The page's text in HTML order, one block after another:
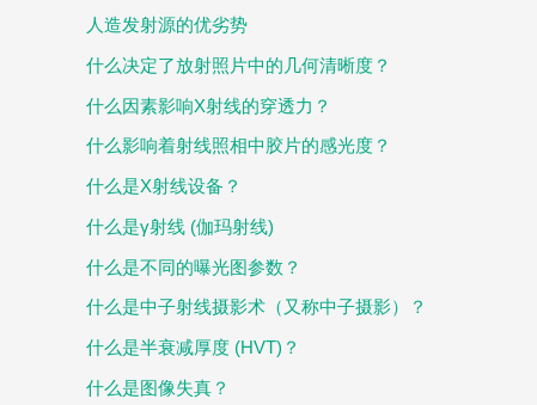
人造发射源的优劣势
什么决定了放射照片中的几何清晰度？
什么因素影响X射线的穿透力？
什么影响着射线照相中胶片的感光度？
什么是X射线设备？
什么是γ射线 (伽玛射线)
什么是不同的曝光图参数？
什么是中子射线摄影术（又称中子摄影）？
什么是半衰减厚度 (HVT)？
什么是图像失真？